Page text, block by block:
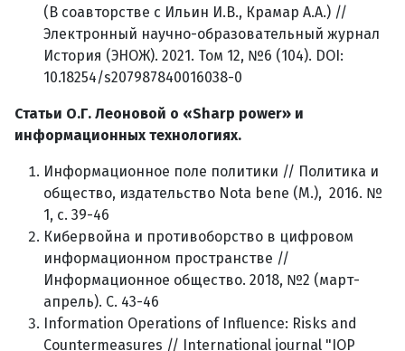
(В соавторстве с Ильин И.В., Крамар А.А.) //
Электронный научно-образовательный журнал
История (ЭНОЖ). 2021. Том 12, №6 (104). DOI:
10.18254/s207987840016038-0
Статьи О.Г. Леоновой о «Sharp power» и
информационных технологиях.
Информационное поле политики // Политика и
общество, издательство Nota bene (М.), 2016. №
1, с. 39-46
Кибервойна и противоборство в цифровом
информационном пространстве //
Информационное общество. 2018, №2 (март-
апрель). С. 43-46
Information Operations of Influence: Risks and
Countermeasures // International journal "IOP